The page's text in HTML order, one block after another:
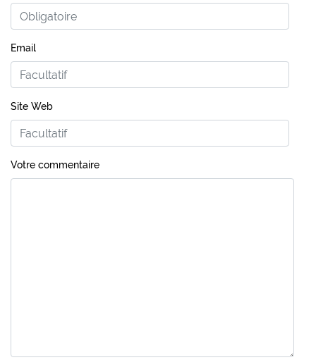
Email
Site Web
Votre commentaire